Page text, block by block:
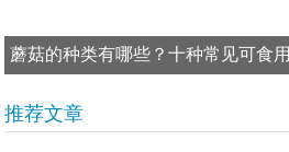
蘑菇的种类有哪些？十种常见可食用
推荐文章